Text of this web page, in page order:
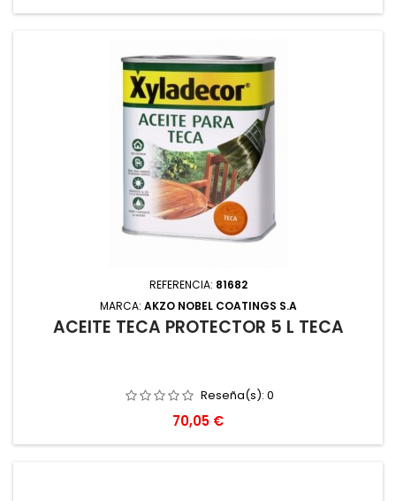
REFERENCIA: 81682
MARCA: AKZO NOBEL COATINGS S.A
ACEITE TECA PROTECTOR 5 L TECA
Reseña(s): 0
Precio
70,05 €